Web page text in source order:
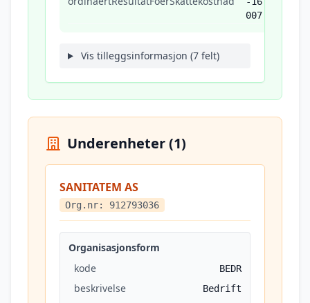
007
Vis tilleggsinformasjon (7 felt)
Underenheter (1)
SANITATEM AS
Org.nr: 912793036
Organisasjonsform
kode
BEDR
beskrivelse Bedrift